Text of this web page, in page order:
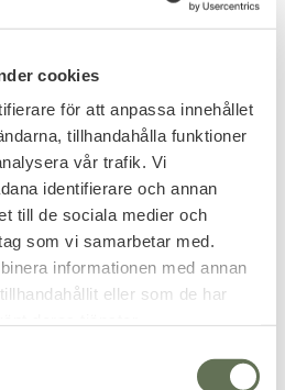
cookies
för att anpassa innehållet
tillhandahålla funktioner
vår trafik. Vi
identifierare och annan
till de sociala medier och
som vi samarbetar med.
informationen med annan
eller som de har
Lägg till i favoriter
Vintage Industries Beyden
Jacka
jacka.